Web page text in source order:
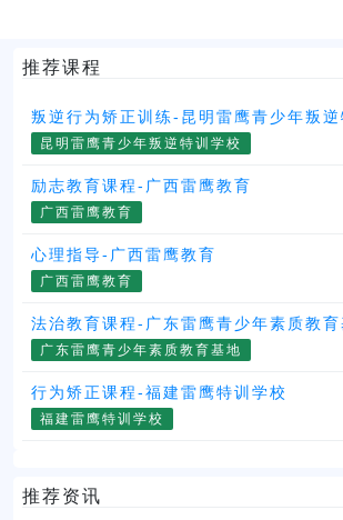
推荐课程
叛逆行为矫正训练-昆明雷鹰青少年叛逆
昆明雷鹰青少年叛逆特训学校
励志教育课程-广西雷鹰教育
广西雷鹰教育
心理指导-广西雷鹰教育
广西雷鹰教育
法治教育课程-广东雷鹰青少年素质教育
广东雷鹰青少年素质教育基地
行为矫正课程-福建雷鹰特训学校
福建雷鹰特训学校
推荐资讯